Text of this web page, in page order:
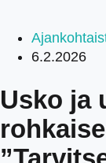
6.2.2026
Usko ja